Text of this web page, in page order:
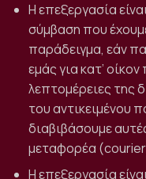
Η επεξεργασία
σύμβαση που
παράδειγμα, εάν
εμάς για κατ’
λεπτομέρειες της
του αντικειμένου
διαβιβάσουμε
μεταφορέα
Η επεξεργασία